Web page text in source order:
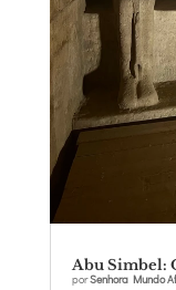
Abu Simbel:
porSenhora Mundo